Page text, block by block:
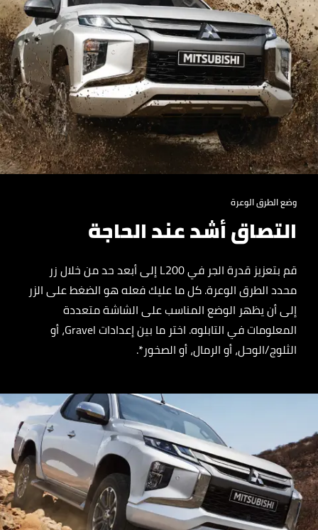
وضع الطرق الوعرة
التصاق أشد عند الحاجة
قم بتعزيز قدرة الجر في L200 إلى أبعد حد من خلال زر
محدد الطرق الوعرة. كل ما عليك فعله هو الضغط على الزر
إلى أن يظهر الوضع المناسب على الشاشة متعددة
المعلومات في التابلوه. اختر ما بين إعدادات Gravel، أو
الثلوج/الوحل، أو الرمال، أو الصخور*.